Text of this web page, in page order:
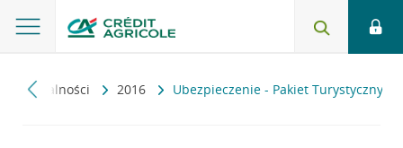
Aktualności 2016 Ubezpieczenie - Pakiet Turystyczny